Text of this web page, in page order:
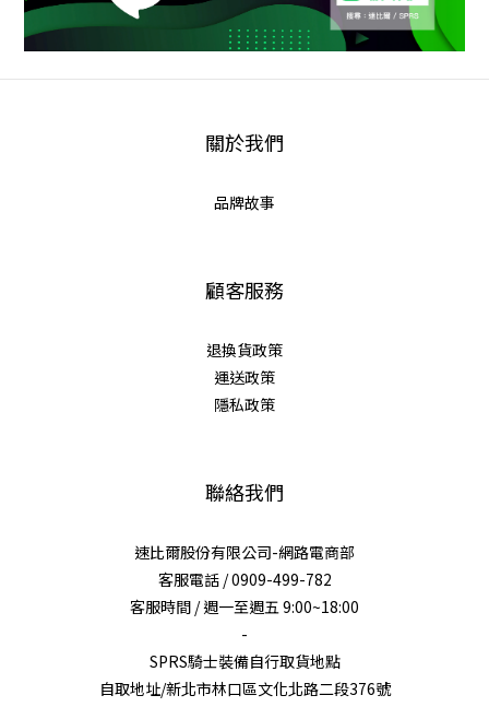
關於我們
品牌故事
顧客服務
退換貨政策
運送政策
隱私政策
聯絡我們
速比爾股份有限公司-網路電商部
客服電話 / 0909-499-782
客服時間 / 週一至週五 9:00~18:00
-
SPRS騎士裝備自行取貨地點
自取地址/新北市林口區文化北路二段376號